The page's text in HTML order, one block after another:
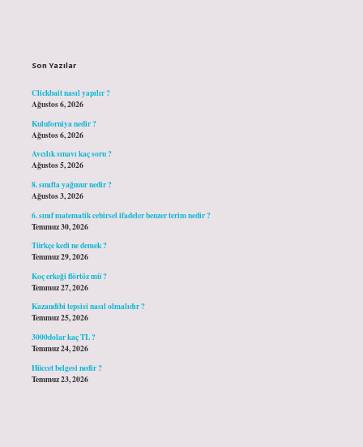
Son Yazılar
Clickbait nasıl yapılır ?
Ağustos 6, 2026
Kuluforniya nedir ?
Ağustos 6, 2026
Avcılık sınavı kaç soru ?
Ağustos 5, 2026
8. sınıfta yağmur nedir ?
Ağustos 3, 2026
6. sınıf matematik cebirsel ifadeler benzer terim nedir ?
Temmuz 30, 2026
Türkçe kedi ne demek ?
Temmuz 29, 2026
Koç erkeği flörtöz mü ?
Temmuz 27, 2026
Kazandibi tepsisi nasıl olmalıdır ?
Temmuz 25, 2026
3000dolar kaç TL ?
Temmuz 24, 2026
Hüccet belgesi nedir ?
Temmuz 23, 2026